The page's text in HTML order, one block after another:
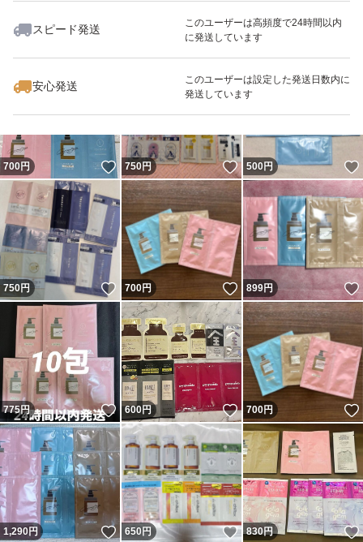
スピード発送
このユーザーは高頻度で24時間以内
に発送しています
安心発送
このユーザーは設定した発送日数内に
発送しています
いいね！
600
700円 いいね！
750円 いいね！
500円
750円 いいね！
700円 いいね！
899円
775円 いいね！
600円 いいね！
700円
1,290円 いいね！
650円 いいね！
830円